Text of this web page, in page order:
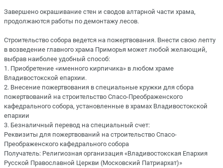
Завершено окрашивание стен и сводов алтарной части храма,
продолжаются работы по демонтажу лесов.
Строительство собора ведется на пожертвования. Внести свою лепту
в возведение главного храма Приморья может любой желающий,
выбрав наиболее удобный способ:
1. Приобретение «именного кирпичика» в любом храме
Владивостокской епархии.
2. Внесение пожертвования в специальные кружки для сбора
пожертвований на строительство Спасо-Преображенского
кафедрального собора, установленные в храмах Владивостокской
епархии
3. Безналичный перевод на специальный счет:
Реквизиты для пожертвований на строительство Спасо-
Преображенского кафедрального собора
Получатель: Религиозная организация «Владивостокская Епархия
Русской Православной Церкви (Московский Патриархат)»